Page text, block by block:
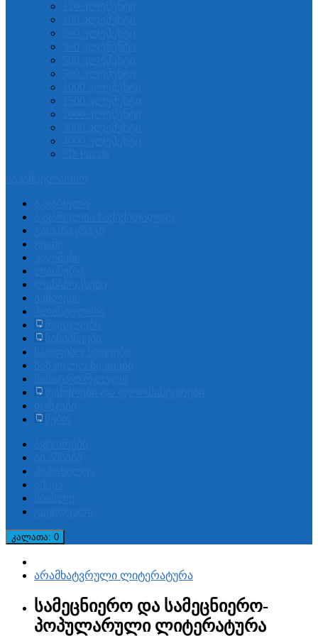
კალათა: 0
არამხატვრული ლიტერატურა
სამეცნიერო და სამეცნიერო-
პოპულარული ლიტერატურა